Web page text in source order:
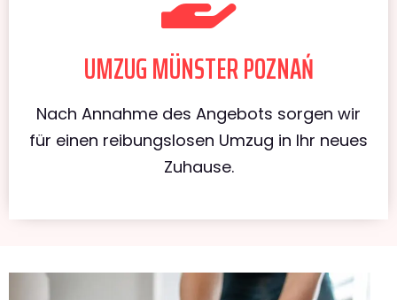
UMZUG MÜNSTER POZNAŃ
Nach Annahme des Angebots sorgen wir
für einen reibungslosen Umzug in Ihr neues
Zuhause.